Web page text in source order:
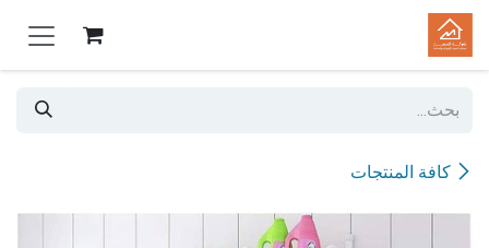
تخطي للذهاب إلى المحتوى
كافة المنتجات